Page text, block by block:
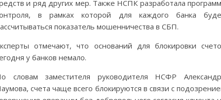
и ряд других мер. Также НСПК разработала
в рамках которой для каждого банка
показатель мошенничества в СБП.
отмечают, что оснований для блокировки
у банков немало.
словам заместителя руководителя НСФР
счета чаще всего блокируются в связи с